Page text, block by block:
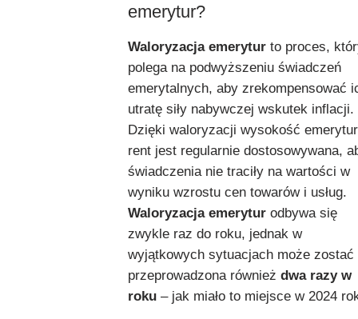
emerytur?
Waloryzacja emerytur to proces,
polega na podwyższeniu świadczeń
emerytalnych, aby zrekompensować
utratę siły nabywczej wskutek inflacji.
Dzięki waloryzacji wysokość
rent jest regularnie dostosowywana,
świadczenia nie traciły na wartości w
wyniku wzrostu cen towarów i usług.
Waloryzacja emerytur odbywa się
zwykle raz do roku, jednak w
wyjątkowych sytuacjach może zostać
przeprowadzona również dwa razy w
roku – jak miało to miejsce w 2024